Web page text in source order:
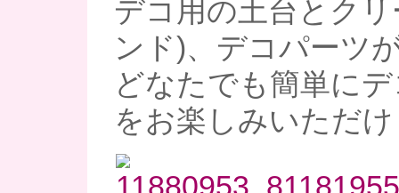
デコ用の土台とク
ンド)、デコパーツ
どなたでも簡単に
をお楽しみいただ